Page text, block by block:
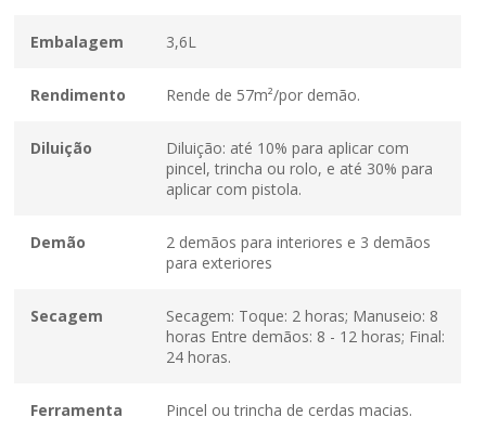
Embalagem 3,6L
Rendimento Rende de 57m²/por demão.
Diluição
Diluição: até 10% para aplicar com
pincel, trincha ou rolo, e até 30% para
aplicar com pistola.
Demão
2 demãos para interiores e 3 demãos
para exteriores
Secagem
Secagem: Toque: 2 horas; Manuseio: 8
horas Entre demãos: 8 - 12 horas; Final:
24 horas.
Ferramenta Pincel ou trincha de cerdas macias.